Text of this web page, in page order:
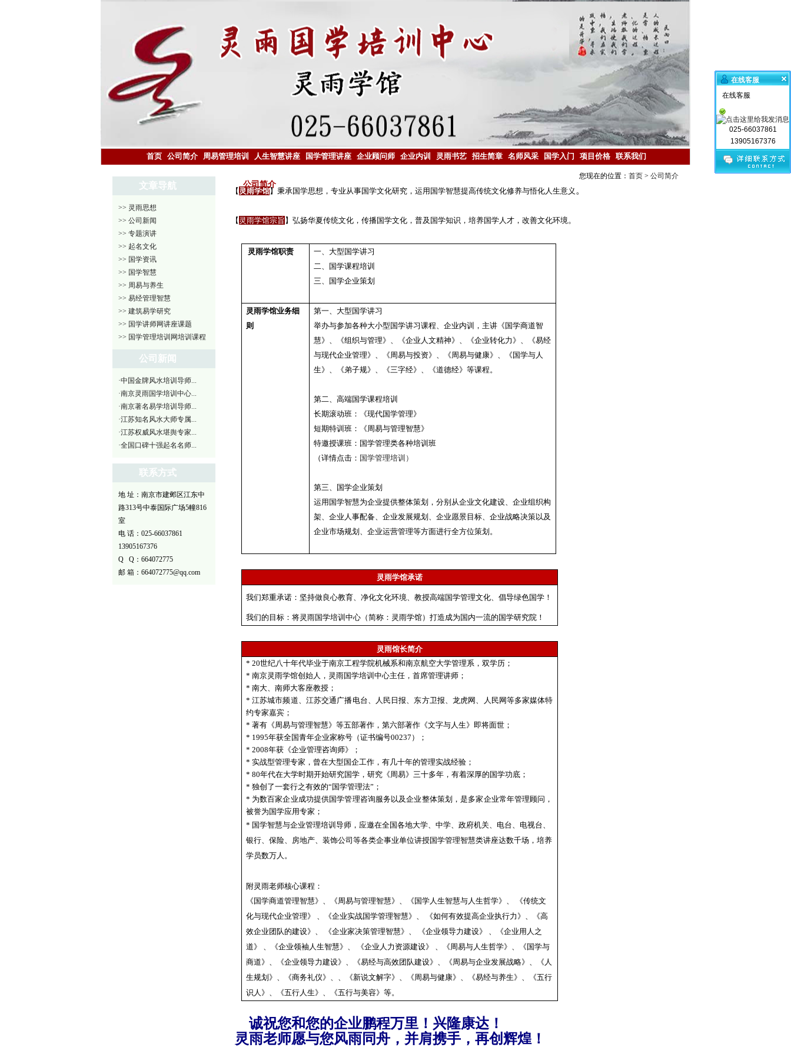
首页 公司简介 周易管理培训 人生智慧讲座 国学管理讲座 企业顾问师 企业内训 灵雨书艺 招生简章 名师风采 国学入门 项目价格 联系我们
文章导航
>> 灵雨思想
>> 公司新闻
>> 专题演讲
>> 起名文化
>> 国学资讯
>> 国学智慧
>> 周易与养生
>> 易经管理智慧
>> 建筑易学研究
>> 国学讲师网讲座课题
>> 国学管理培训网培训课程
公司新闻
·中国金牌风水培训导师...
·南京灵雨国学培训中心...
·南京著名易学培训导师...
·江苏知名风水大师专属...
·江苏权威风水堪舆专家...
·全国口碑十强起名名师...
联系方式
地 址：南京市建邺区江东中
路313号中泰国际广场5幢816
室
电 话：025-66037861
13905167376
Q Q：664072775
邮 箱：664072775@qq.com
公司简介
您现在的位置： 首页 > 公司简介
【 灵雨学馆】秉承国学思想，专业从事国学文化研究，运用 国学智慧提高传统文化修养与悟化人生意义 。
【 灵雨学馆宗旨 】弘扬华夏传统文化，传播 国学文化 ，普及国学知识，培养国学人才，改善文化环境。
灵雨学馆职责 一、 大型 国学讲习
二、国学课程培训
三、国学企业策划
灵雨学馆业务细
则
第一、大型 国学讲习
举办与参加各种大小型 国学讲习课程、企业内训，主讲《 国学商道智
慧》 、《组织与管理》、《企业人文精神》、《企业转化力》、
《易经
与现代企业管理》 、 《周易与投资》 、 《周易与健康》 、《国学与人
生》、《弟子规》、《三字经》、《道德经》等课程。
第二、高端国学课程培训
长期滚动班：《现代国学管理》
短期特训班：《周易与管理智慧》
特邀授课班：国学管理类各种培训班
（详情点击： 国学管理培训 ）
第三、 国学企业策划
运用 国学智慧为企业提供整体策划， 分别 从企业文化建设、企业组织构
架、 企业人事配备、企业发展规划 、企业愿景目标、 企业战略决策以及
企业市场规划、企业运营管理等方面进行全方位策划 。
灵雨学馆承诺
我们郑重承诺：坚持做良心教育、净化文化环境、教授高端国学管理文化、倡导绿色国学！
我们的目标：将灵雨国学培训中心（简称：灵雨学馆）打造成为国内一流的国学研究院！
灵雨馆长简介
* 20世纪八十年代毕业于南京工程学院机械系和南京航空大学管理系，双学历；
* 南京灵雨学馆创始人，灵雨国学培训中心主任，首席管理讲师；
* 南大、南师大客座教授；
* 江苏城市频道、江苏交通广播电台、人民日报、东方卫报、龙虎网、人民网等多家媒体特
约专家嘉宾；
* 著有《周易与管理智慧》等五部著作，第六部著作《文字与人生》即将面世；
* 1995年获全国青年企业家称号（证书编号00237）
；
* 2008年获《企业管理咨询师》
；
* 实战型管理专家，曾在大型国企工作，有几十年的管理实战经验；
* 80年代在大学时期开始研究国学，研究《周易》三十多年，有着深厚的国学功底；
* 独创了一套行之有效的“国学管理法”；
* 为数百家企业成功提供国学管理咨询服务以及企业整体策划，是多家企业常年管理顾问，
被誉为国学应用专家；
* 国学智慧与企业管理培训导师，应邀在全国各地大学、中学、政府机关、电台、电视台、
银行、保险、房地产、装饰公司等各类企事业单位讲授国学管理智慧类讲座达数千场，培养
学员数万人。
附灵雨老师核心课程：
《国学商道管理智慧》、
《周易与管理智慧》、《国学人生智慧与人生哲学》 、
《传统文
化与现代企业管理》 、 《企业实战国学管理智慧》 、 《如何有效提高企业执行力》 、
《高
效企业团队的建设》 、 《企业家决策管理智慧》 、 《企业领导力建设》 、
《企业用人之
道》 、 《企业领袖人生智慧》 、 《企业人力资源建设》 、 《周易与人生哲学》 、《国学与
商道》、《企业领导力建设》、《易经与高效团队建设》、《周易与企业发展战略》、《人
生规划》、《商务礼仪》、 、《新说文解字》、《周易与健康》、 《易经与养生》、
《五行
识人》、《五行人生》、《五行与美容》等。
诚祝您和您的企业鹏程万里！兴隆康达！
灵雨老师愿与您风雨同舟，并肩携手，再创辉煌！
在线客服
在线客服
025-66037861
13905167376